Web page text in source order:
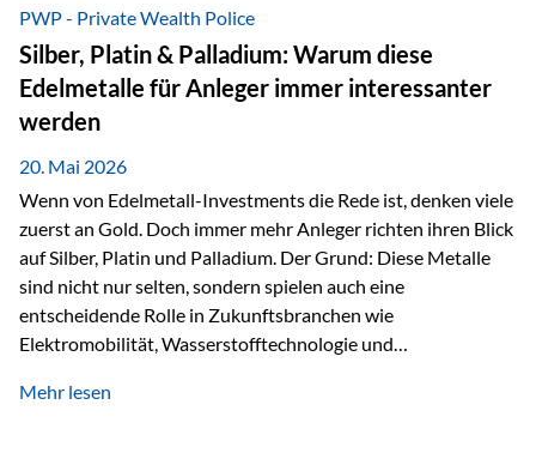
monetäre Rolle zurück Gold erlebt derzeit eine
bemerkenswerte Renaissance als monetärer Wertspeicher.
Treiber sind Rekordkäufe der Zentralbanken, geopolitische
Spannungen und ein schleichender Vertrauensverlust in
ungedeckte Papierwährungen. Wie groß dieser
Vertrauensverlust ausfällt, zeigt ein nüchterner
PWP - Private Wealth Police
Silber, Platin & Palladium: Warum diese
Edelmetalle für Anleger immer interessanter
werden
20. Mai 2026
Wenn von Edelmetall-Investments die Rede ist, denken viele
zuerst an Gold. Doch immer mehr Anleger richten ihren Blick
auf Silber, Platin und Palladium. Der Grund: Diese Metalle
sind nicht nur selten, sondern spielen auch eine
entscheidende Rolle in Zukunftsbranchen wie
Elektromobilität, Wasserstofftechnologie und
Faktoren für Investoren – begrenztes Angebot und
Mehr lesen